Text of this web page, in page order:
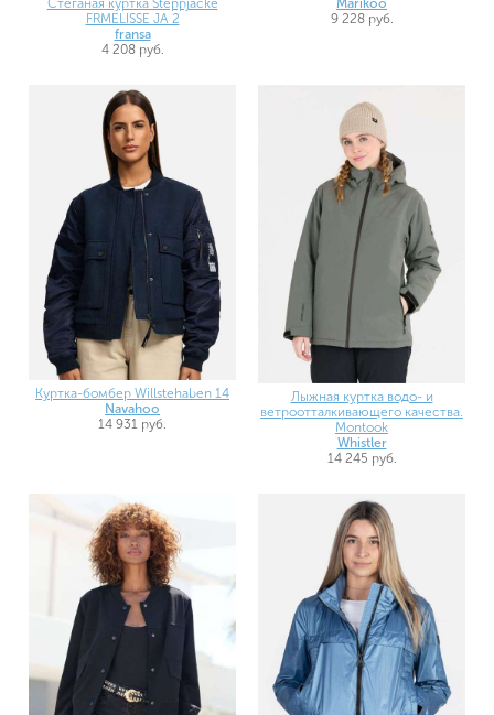
Стеганая куртка Steppjacke
FRMELISSE JA 2
fransa
4 208 руб.
Marikoo
9 228 руб.
Куртка-бомбер Willstehaben 14
Navahoo
14 931 руб.
Лыжная куртка водо- и
ветроотталкивающего качества.
Montook
Whistler
14 245 руб.